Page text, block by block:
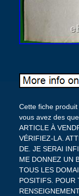
Cette fiche
vous avez des
ARTICLE À
VÉRIFIEZ-LA.
DE. JE SERAI
ME DONNEZ UN
TOUS LES
POSITIFS. POUR